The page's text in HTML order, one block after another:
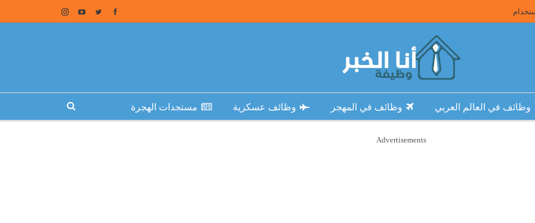
وظائف في العالم العربي وظائف في المهجر وظائف عسكرية مستجدات الهجرة
Advertisements